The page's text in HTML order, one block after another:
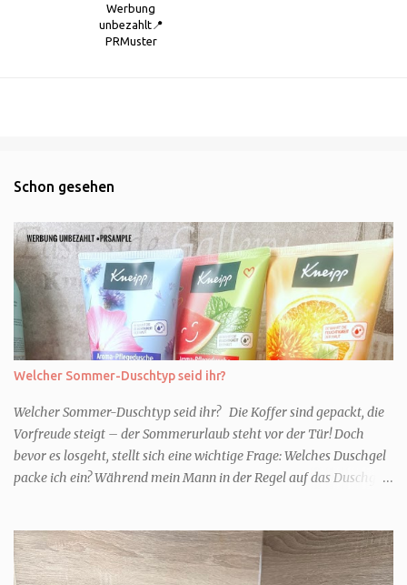
Werbung
unbezahlt📍
PRMuster
Schon gesehen
Welcher Sommer-Duschtyp seid ihr?
Welcher Sommer-Duschtyp seid ihr? Die Koffer sind gepackt, die
Vorfreude steigt – der Sommerurlaub steht vor der Tür! Doch
bevor es losgeht, stellt sich eine wichtige Frage: Welches Duschgel
packe ich ein? Während mein Mann in der Regel auf das Duschgel
Urlaub Entspannung und Wellness. Falls ihr ähnlich denkt, lasst
uns doch herausfinden, welcher Duschtyp ihr seid. TYP